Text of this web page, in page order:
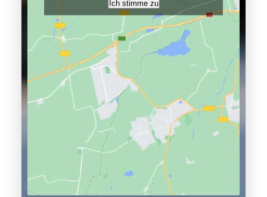
Ich stimme zu